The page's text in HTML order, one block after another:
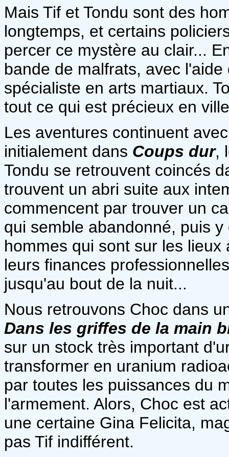
Mais Tif et Tondu sont des
longtemps, et certains
percer ce mystère au clair...
bande de malfrats, avec
spécialiste en arts martiaux.
tout ce qui est précieux en
Les aventures continuent
initialement dans Coups dur,
Tondu se retrouvent coincés
trouvent un abri suite aux
commencent par trouver un
qui semble abandonné, puis
hommes qui sont sur les
leurs finances
jusqu'au bout de la nuit...
Nous retrouvons Choc dans
Dans les griffes de la main
sur un stock très important
transformer en uranium
par toutes les puissances du
l'armement. Alors, Choc est
une certaine Gina Felicita,
pas Tif indifférent.